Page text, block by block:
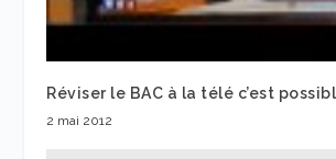
Réviser le BAC à la télé c’est
2 mai 2012